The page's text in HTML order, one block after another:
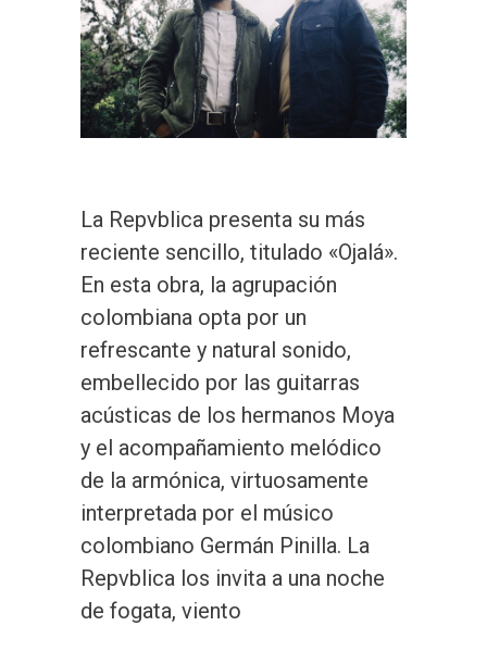
La Repvblica presenta su más
reciente sencillo, titulado «Ojalá».
En esta obra, la agrupación
colombiana opta por un
refrescante y natural sonido,
embellecido por las guitarras
acústicas de los hermanos Moya
y el acompañamiento melódico
de la armónica, virtuosamente
interpretada por el músico
colombiano Germán Pinilla. La
Repvblica los invita a una noche
de fogata, viento